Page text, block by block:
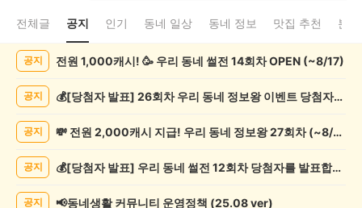
전체글 공지 인기 동네 일상 동네 정보 맛집 추천 분
공지 전원 1,000캐시! 🥳 우리 동네 썰전 14회차 OPEN (~8/17)
공지 💰[당첨자 발표] 26회차 우리 동네 정보왕 이벤트 당첨자를 발표합니다!
공지 💸 전원 2,000캐시 지급! 우리 동네 정보왕 27회차 (~8/10)
공지 💰[당첨자 발표] 우리 동네 썰전 12회차 당첨자를 발표합니다!
공지 📢동네생활 커뮤니티 운영정책 (25.08 ver)